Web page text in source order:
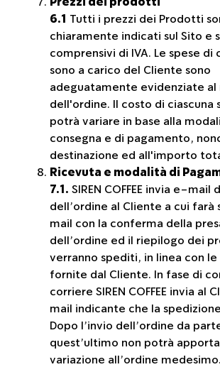
Prezzi dei prodotti
6.1
Tutti i prezzi dei Prodotti
chiaramente indicati sul Sito e
comprensivi di IVA. Le spese di
sono a carico del Cliente sono
adeguatamente evidenziate al
dell'ordine. Il costo di ciascuna
potrà variare in base alla
consegna e di pagamento,
destinazione ed all'importo
Ricevuta e modalità di
7.1. SIREN COFFEE invia e-mail
dell’ordine al Cliente a cui farà
mail con la conferma della
dell’ordine ed il riepilogo dei
verranno spediti, in linea con
fornite dal Cliente. In fase di
corriere SIREN COFFEE invia al
mail indicante che la
Dopo l’invio dell’ordine da
quest’ultimo non potrà
variazione all’ordine medesimo.